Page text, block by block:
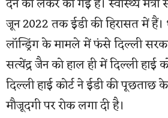
देन को लेकर की गई है। स्वास्थ्य
जून 2022 तक ईडी की हिरासत में हैं।
लॉन्ड्रिंग के मामले में फंसे दिल्ली
सत्येंद्र जैन को हाल ही में दिल्ली हाई
दिल्ली हाई कोर्ट ने ईडी की पूछताछ
मौजूदगी पर रोक लगा दी है।